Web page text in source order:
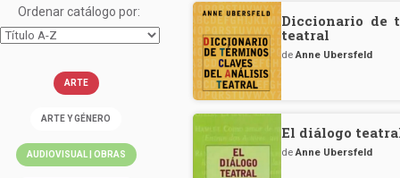
Ordenar catálogo por:
ARTE
ARTE Y GÉNERO
AUDIOVISUAL | OBRAS
Diccionario de
teatral
deAnne Ubersfeld
El diálogo
deAnne Ubersfeld